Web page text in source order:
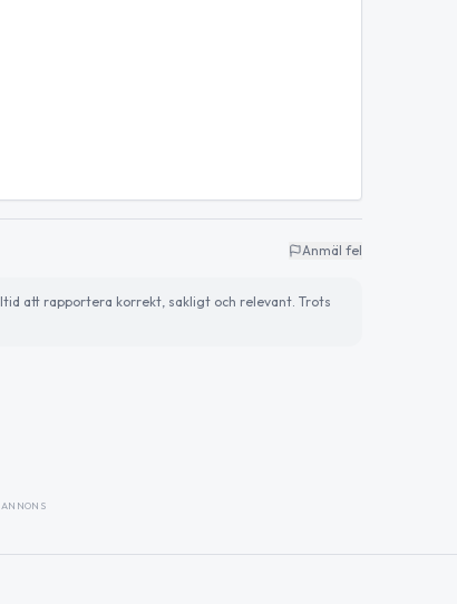
Anmäl fel
att rapportera korrekt, sakligt och relevant. Trots
ANNONS